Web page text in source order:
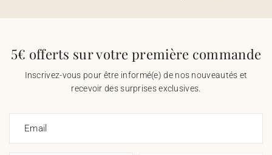
5€ offerts sur votre première commande
Inscrivez-vous pour être informé(e) de nos nouveautés et
recevoir des surprises exclusives.
Email